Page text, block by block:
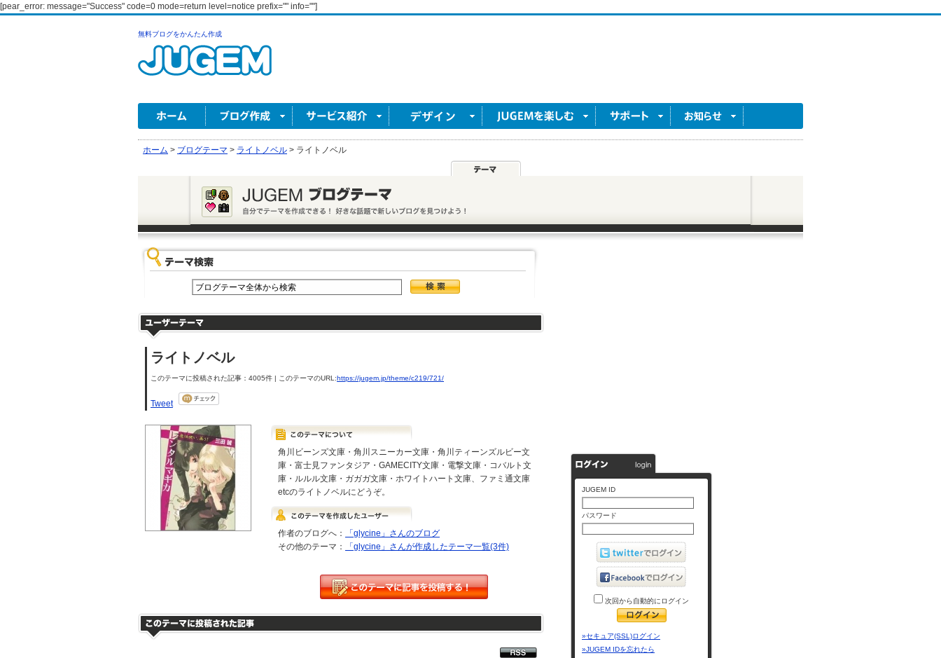
[pear_error: message="Success" code=0 mode=return level=notice prefix="" info=""]
無料ブログをかんたん作成
ホーム > ブログテーマ > ライトノベル > ライトノベル
ライトノベル
このテーマに投稿された記事：4005件 | このテーマのURL:https://jugem.jp/theme/c219/721/
Tweet
角川ビーンズ文庫・角川スニーカー文庫・角川ティーンズルビー文
庫・富士見ファンタジア・GAMECITY文庫・電撃文庫・コバルト文
庫・ルルル文庫・ガガガ文庫・ホワイトハート文庫、ファミ通文庫
etcのライトノベルにどうぞ。
作者のブログへ：
「glycine」さんのブログ
その他のテーマ：
「glycine」さんが作成したテーマ一覧(3件)
JUGEM ID
パスワード
次回から自動的にログイン
»セキュア(SSL)ログイン
»JUGEM IDを忘れたら